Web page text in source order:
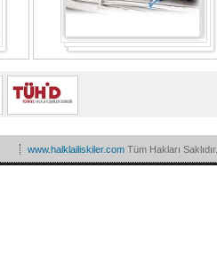
www.halklailiskiler.com Tüm Hakları Saklıdır.